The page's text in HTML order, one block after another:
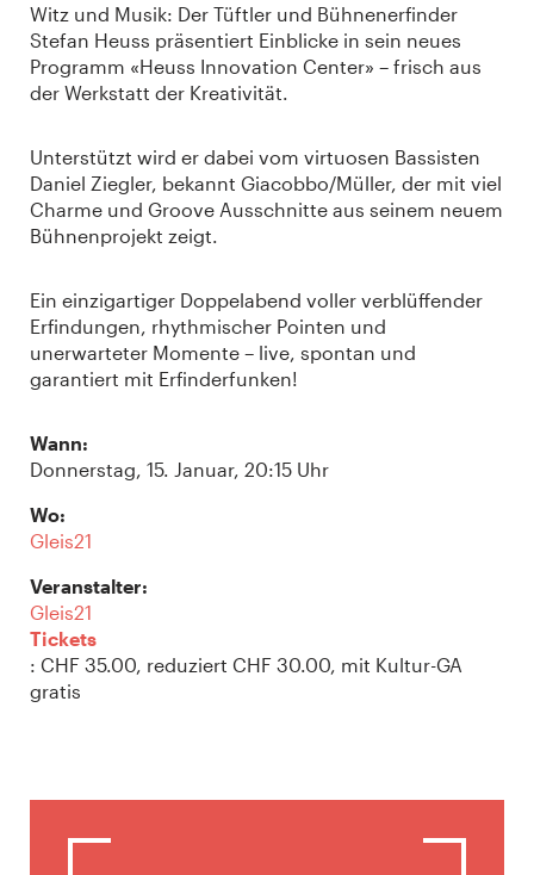
Witz und Musik: Der Tüftler und Bühnenerfinder
Stefan Heuss präsentiert Einblicke in sein neues
Programm «Heuss Innovation Center» – frisch aus
der Werkstatt der Kreativität.
Unterstützt wird er dabei vom virtuosen Bassisten
Daniel Ziegler, bekannt Giacobbo/Müller, der mit viel
Charme und Groove Ausschnitte aus seinem neuem
Bühnenprojekt zeigt.
Ein einzigartiger Doppelabend voller verblüffender
Erfindungen, rhythmischer Pointen und
unerwarteter Momente – live, spontan und
garantiert mit Erfinderfunken!
Wann:
Donnerstag, 15. Januar, 20:15 Uhr
Wo:
Gleis21
Veranstalter:
Gleis21
Tickets
: CHF 35.00, reduziert CHF 30.00, mit Kultur-GA
gratis